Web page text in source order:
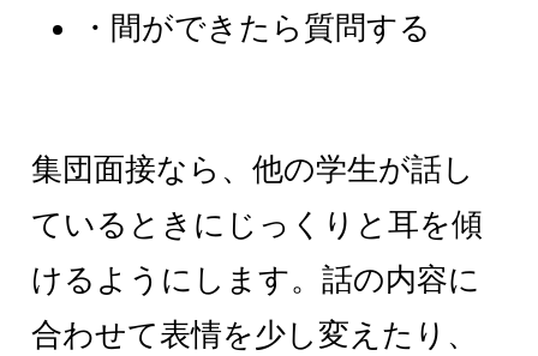
・間ができたら質問する
集団面接なら、他の学生が話し
ているときにじっくりと耳を傾
けるようにします。話の内容に
合わせて表情を少し変えたり、